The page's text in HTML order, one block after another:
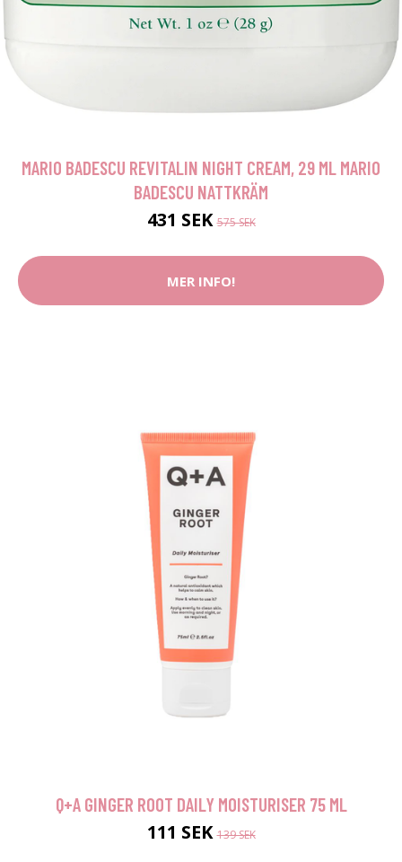
MARIO BADESCU REVITALIN NIGHT CREAM, 29 ML MARIO
BADESCU NATTKRÄM
431 SEK575 SEK
MER INFO!
Q+A GINGER ROOT DAILY MOISTURISER 75 ML
111 SEK139 SEK